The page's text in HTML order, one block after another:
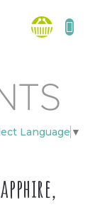
Language ▼
košík